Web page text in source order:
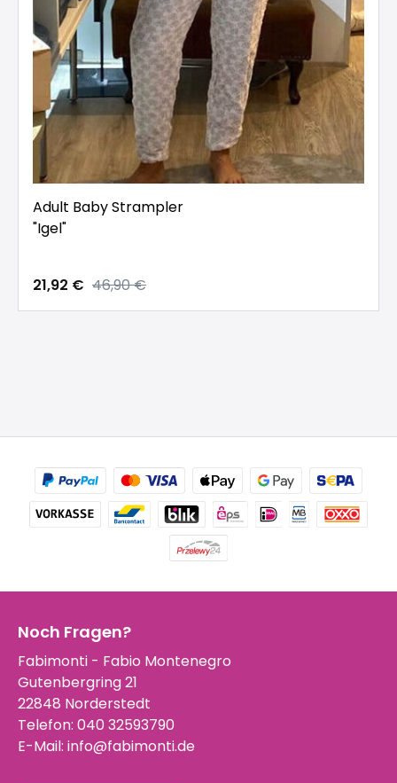
Adult Baby Strampler
"Igel"
21,92 € 46,90 €
Noch Fragen?
Fabimonti - Fabio Montenegro
Gutenbergring 21
22848 Norderstedt
Telefon: 040 32593790
E-Mail: info@fabimonti.de